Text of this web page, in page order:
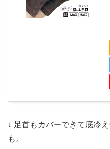
↓ 足首もカバーできて底冷
も。